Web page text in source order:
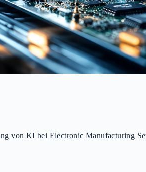
von KI bei Electronic Manufacturing